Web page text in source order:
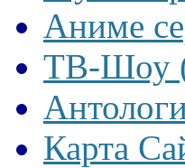
Аниме
ТВ-Шоу
Карта